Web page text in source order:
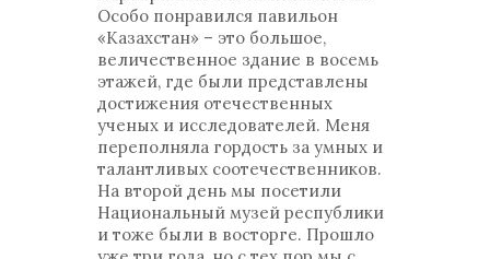
Особо понравился павильон
«Казахстан» – это большое,
величественное здание в восемь
этажей, где были представлены
достижения отечественных
ученых и исследователей. Меня
переполняла гордость за умных и
талантливых соотечественников.
На второй день мы посетили
Национальный музей республики
и тоже были в восторге. Прошло